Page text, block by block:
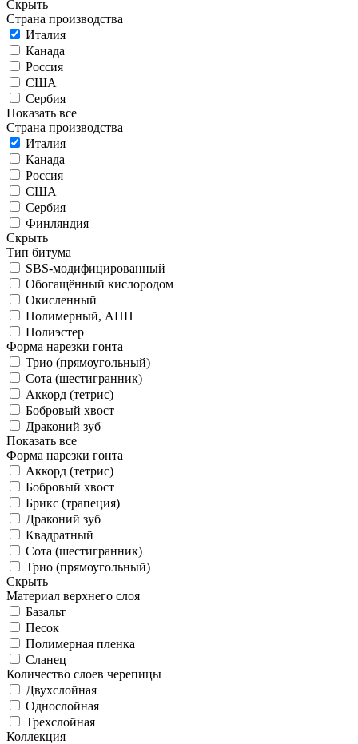
Скрыть
Страна производства
Италия
Канада
Россия
США
Сербия
Показать все
Страна производства
Италия
Канада
Россия
США
Сербия
Финляндия
Скрыть
Тип битума
SBS-модифицированный
Обогащённый кислородом
Окисленный
Полимерный, АПП
Полиэстер
Форма нарезки гонта
Трио (прямоугольный)
Сота (шестигранник)
Аккорд (тетрис)
Бобровый хвост
Драконий зуб
Показать все
Форма нарезки гонта
Аккорд (тетрис)
Бобровый хвост
Брикс (трапеция)
Драконий зуб
Квадратный
Сота (шестигранник)
Трио (прямоугольный)
Скрыть
Материал верхнего слоя
Базальт
Песок
Полимерная пленка
Сланец
Количество слоев черепицы
Двухслойная
Однослойная
Трехслойная
Коллекция